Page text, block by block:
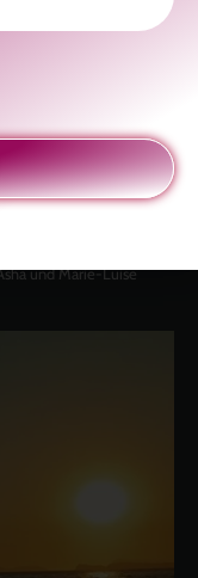
und Marie-Luise